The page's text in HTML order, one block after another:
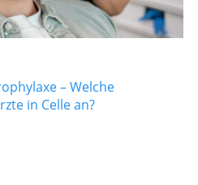
– Welche
in Celle an?